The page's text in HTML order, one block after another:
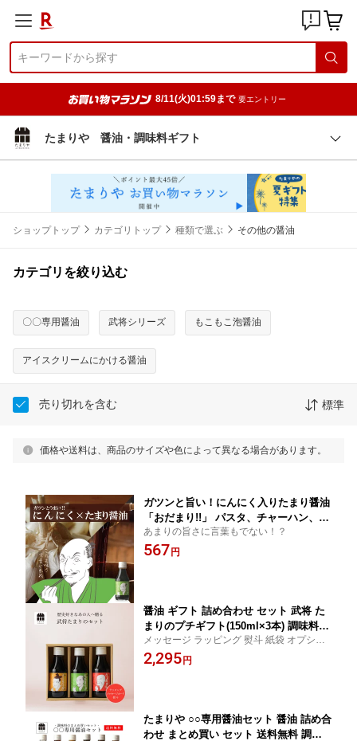
8/11(火)01:59まで 要エントリー
たまりや 醤油・調味料ギフト
ショップトップ カテゴリトップ 種類で選ぶ その他の醤油
カテゴリを絞り込む
〇〇専用醤油 武将シリーズ もこもこ泡醤油
アイスクリームにかける醤油
売り切れを含む 標準
価格や送料は、商品のサイズや色によって異なる場合があります。
ガツンと旨い！にんにく入りたまり醤油
「おだまり!!」 パスタ、チャーハン、焼
きうどん、野菜炒め、ステーキソース、
豆腐ステーキ キャンプ BBQ 調味料 織
あまりの旨さに言葉もでない！？
567 円
醤油 ギフト 詰め合わせ セット 武将 た
まりのプチギフト(150ml×3本) 調味料
高級醤油 贈り物のお返し 帰省暮 景品
プレゼント 内祝 出産祝い 誕生日 結婚
メッセージ ラッピング 熨斗 紙袋 オプショ
ンが豊富 岐阜 山川醸造 調味料ギフト お取
り寄せにもオススメ 御歳暮 祖母 祖父 喜ば
2,295 円
たまりや ○○専用醤油セット 醤油 詰め合
わせ まとめ買い セット 送料無料 調味